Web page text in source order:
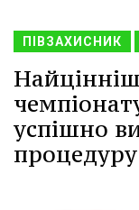
ПІВЗАХИСНИК
успішно